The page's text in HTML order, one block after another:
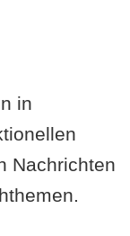
in
Nachrichten